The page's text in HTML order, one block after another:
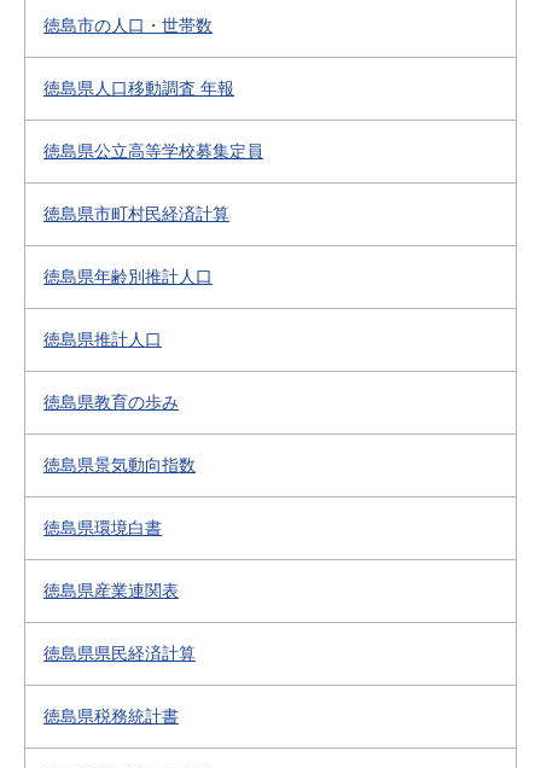
徳島市の人口・世帯数
徳島県人口移動調査 年報
徳島県公立高等学校募集定員
徳島県市町村民経済計算
徳島県年齢別推計人口
徳島県推計人口
徳島県教育の歩み
徳島県景気動向指数
徳島県環境白書
徳島県産業連関表
徳島県県民経済計算
徳島県税務統計書